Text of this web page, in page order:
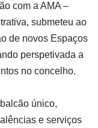
com a AMA –
submeteu ao
de novos Espaços
perspetivada a
no concelho.
único,
e serviços